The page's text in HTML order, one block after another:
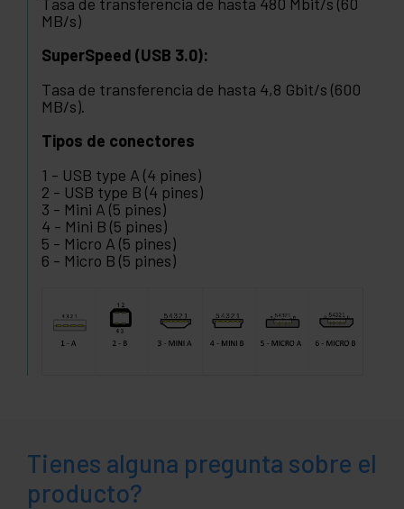
MB/s)
SuperSpeed (USB 3.0):
Tasa de transferencia de hasta 4,8 Gbit/s (600
MB/s).
Tipos de conectores
1 - USB type A (4 pines)
2 - USB type B (4 pines)
3 - Mini A (5 pines)
4 - Mini B (5 pines)
5 - Micro A (5 pines)
6 - Micro B (5 pines)
Tienes alguna pregunta sobre el
producto?